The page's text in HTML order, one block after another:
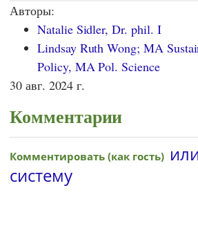
Авторы:
Natalie Sidler, Dr. phil. I
Lindsay Ruth Wong; MA
Policy, MA Pol. Science
30 авг. 2024 г.
Комментарии